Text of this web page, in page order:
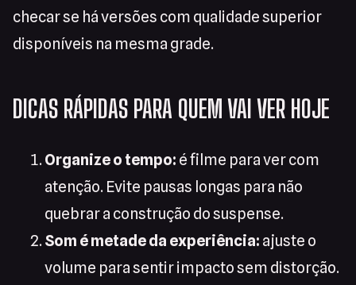
checar se há versões com qualidade superior
disponíveis na mesma grade.
DICAS RÁPIDAS PARA QUEM VAI VER HOJE
Organize o tempo: é filme para ver com
atenção. Evite pausas longas para não
quebrar a construção do suspense.
Som é metade da experiência: ajuste o
volume para sentir impacto sem distorção.